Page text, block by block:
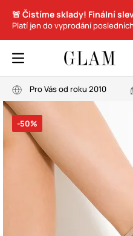
🚨 Čistíme sklady! Finální
Platí jen do vyprodání
Pro Vás od roku 2010
-50%